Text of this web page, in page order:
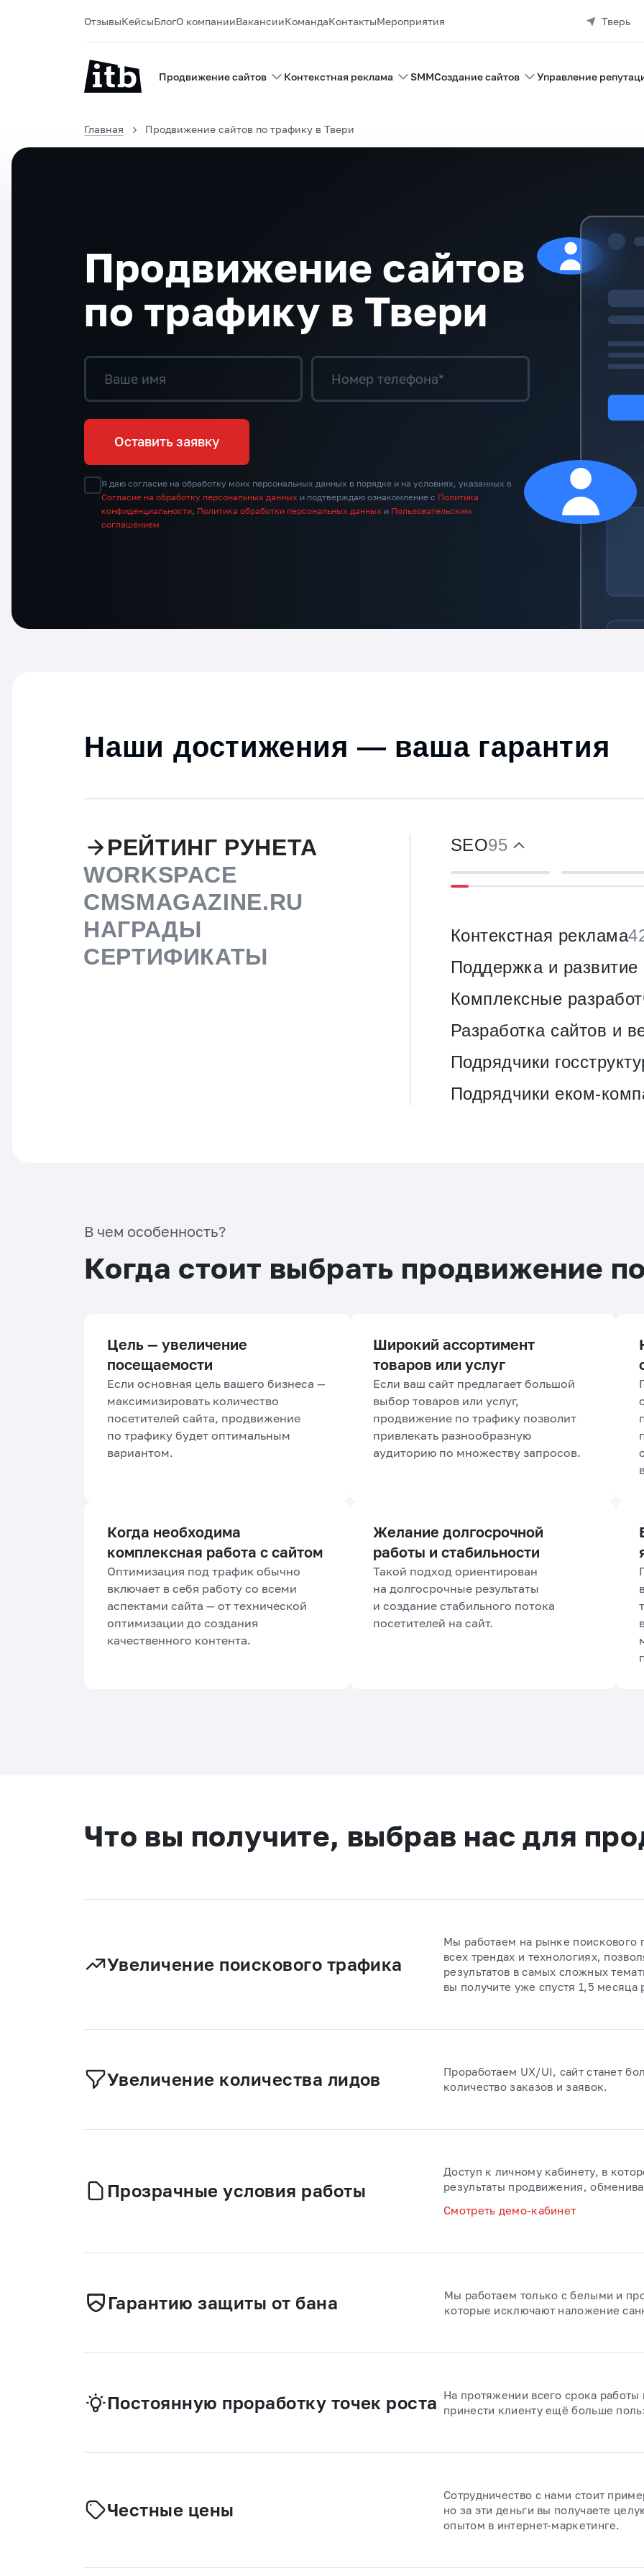
ОтзывыКейсыБлогО компанииВакансииКомандаКонтактыМероприятия Тверь
Продвижение сайтов Контекстная реклама SMMСоздание сайтов Управление
Главная Продвижение сайтов по трафику в Твери
Продвижение сайтов
по трафику в Твери
Ваше имя Номер телефона*
Оставить заявку
Я даю согласие на обработку моих персональных данных в порядке и на условиях, указанных в
Согласие на обработку персональных данных и подтверждаю ознакомление с Политика
конфиденциальности, Политика обработки персональных данных и Пользовательским
соглашением
Наши достижения — ваша гарантия
РЕЙТИНГ РУНЕТА
WORKSPACE
CMSMAGAZINE.RU
НАГРАДЫ
СЕРТИФИКАТЫ
SEO95
Контекстная реклама
Поддержка и развитие
Комплексные
Разработка сайтов и
Подрядчики
Подрядчики еком-
В чем особенность?
Когда стоит выбрать продвижение
Цель — увеличение
посещаемости
Если основная цель вашего бизнеса —
максимизировать количество
посетителей сайта, продвижение
по трафику будет оптимальным
вариантом.
Широкий ассортимент
товаров или услуг
Если ваш сайт предлагает большой
выбор товаров или услуг,
продвижение по трафику позволит
привлекать разнообразную
аудиторию по множеству запросов.
Когда необходима
комплексная работа с сайтом
Оптимизация под трафик обычно
включает в себя работу со всеми
аспектами сайта — от технической
оптимизации до создания
качественного контента.
Желание долгосрочной
работы и стабильности
Такой подход ориентирован
на долгосрочные результаты
и создание стабильного потока
посетителей на сайт.
Что вы получите, выбрав нас для
Увеличение поискового трафика
Мы работаем на рынке поискового
всех трендах и технологиях,
результатов в самых сложных
вы получите уже спустя 1,5 месяца
Увеличение количества лидов
Проработаем UX/UI, сайт станет
количество заказов и заявок.
Прозрачные условия работы
Доступ к личному кабинету, в
результаты продвижения,
Смотреть демо-кабинет
Гарантию защиты от бана
Мы работаем только с белыми и
которые исключают наложение
Постоянную проработку точек роста
На протяжении всего срока
принести клиенту ещё больше
Честные цены
Сотрудничество с нами стоит
но за эти деньги вы получаете
опытом в интернет-маркетинге.